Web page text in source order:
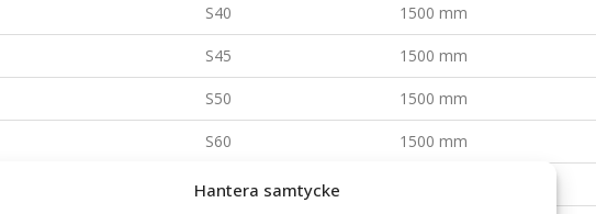
Hantera samtycke
S40 1500 mm
S45 1500 mm
S50 1500 mm
S60 1500 mm
S70